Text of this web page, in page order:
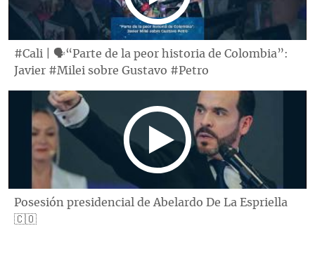
#Cali | 🗣“Parte de la peor historia de Colombia”:
Javier #Milei sobre Gustavo #Petro
Posesión presidencial de Abelardo De La Espriella
🇨🇴